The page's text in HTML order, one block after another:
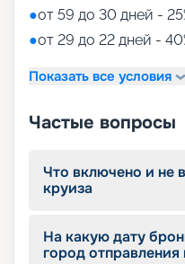
●от 59 до 30 дней -
●от 29 до 22 дней -
Показать все условия
Частые вопросы
Что включено и не
круиза
На какую дату
город отправления